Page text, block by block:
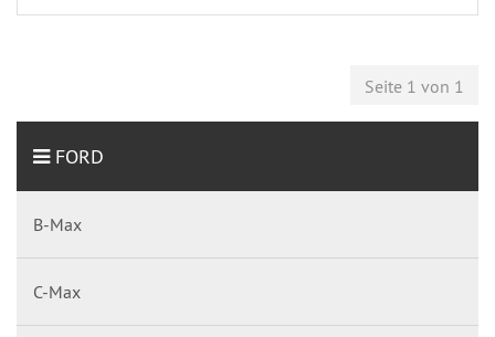
Seite 1 von 1
FORD
B-Max
C-Max